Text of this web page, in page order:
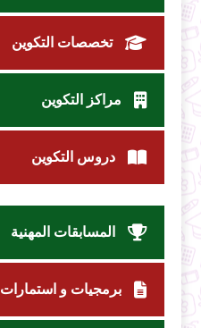
تخصصات التكوين
مراكز التكوين
دروس التكوين
المسابقات المهنية
برمجيات و استمارات